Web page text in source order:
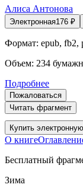
Алиса Антонова
Электронная176 ₽
Формат: epub, fb2,
Объем: 234
Подробнее
Пожаловаться
Читать фрагмент
Купить
О книге
Бесплатный
Зима